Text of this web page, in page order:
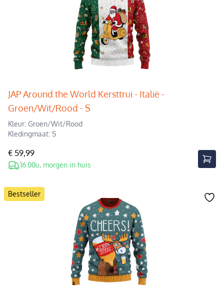
JAP Around the World Kersttrui - Italië -
Groen/Wit/Rood - S
Kleur: Groen/Wit/Rood
Kledingmaat: S
€ 59,99
16.00u, morgen in huis
Bestseller